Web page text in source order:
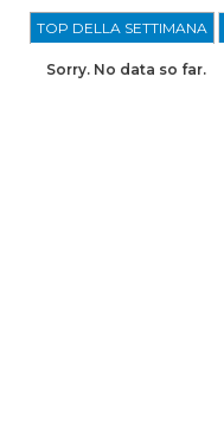
TOP DELLA SETTIMANA
Sorry. No data so far.